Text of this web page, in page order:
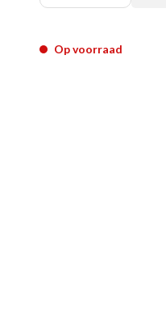
Op voorraad